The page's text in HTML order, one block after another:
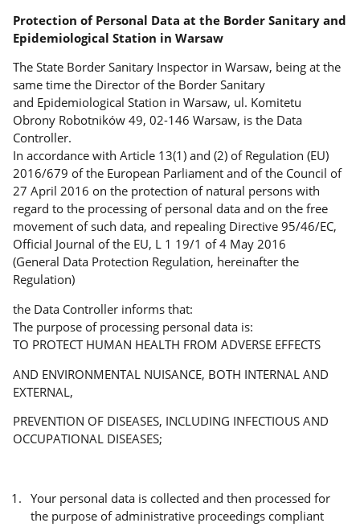
Protection of Personal Data at the Border Sanitary and
Epidemiological Station in Warsaw
The State Border Sanitary Inspector in Warsaw, being at the
same time the Director of the Border Sanitary
and Epidemiological Station in Warsaw, ul. Komitetu
Obrony Robotników 49, 02-146 Warsaw, is the Data
Controller.
In accordance with Article 13(1) and (2) of Regulation (EU)
2016/679 of the European Parliament and of the Council of
27 April 2016 on the protection of natural persons with
regard to the processing of personal data and on the free
movement of such data, and repealing Directive 95/46/EC,
Official Journal of the EU, L 1 19/1 of 4 May 2016
(General Data Protection Regulation, hereinafter the
Regulation)
the Data Controller informs that:
The purpose of processing personal data is:
TO PROTECT HUMAN HEALTH FROM ADVERSE EFFECTS
AND ENVIRONMENTAL NUISANCE, BOTH INTERNAL AND
EXTERNAL,
PREVENTION OF DISEASES, INCLUDING INFECTIOUS AND
OCCUPATIONAL DISEASES;
Your personal data is collected and then processed for
the purpose of administrative proceedings compliant